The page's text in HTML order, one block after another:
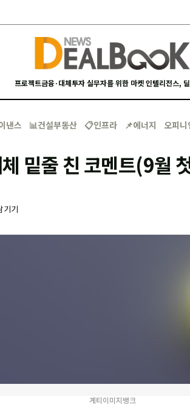
프로젝트금융·대체투자 실무자를 위한 마켓 인텔리전스,
낸스 📊건설부동산 📋인프라 📌에너지 오피니
밑줄 친 코멘트(9월
기기
게티이미지뱅크